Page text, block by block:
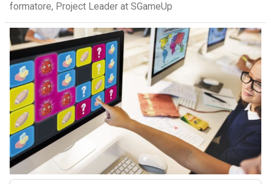
formatore, Project Leader at SGameUp